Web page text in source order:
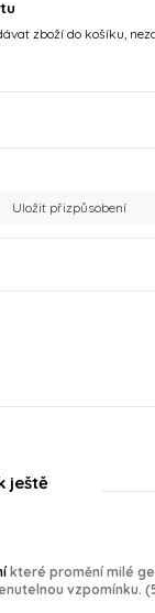
zboží do košíku,
Uložit přizpůsobení
ještě
které promění milé
vzpomínku.